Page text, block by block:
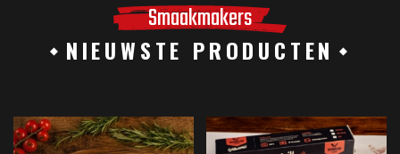
Smaakmakers
NIEUWSTE PRODUCTEN